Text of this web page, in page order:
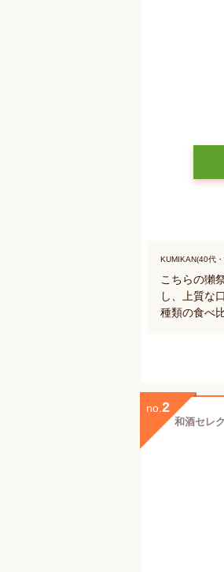
KUMIKAN(40代
こちらの獺
し、上質な
種類の食べ
no. 2